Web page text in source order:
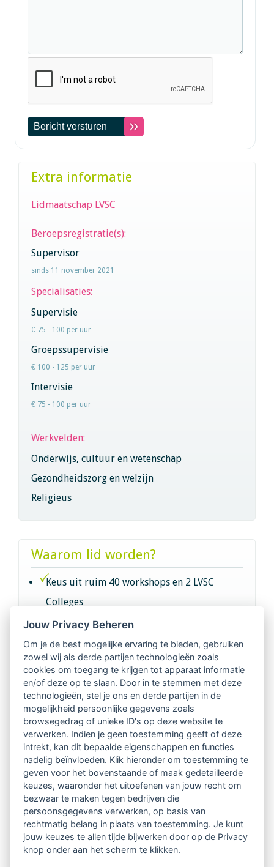
Extra informatie
Lidmaatschap LVSC
Beroepsregistratie(s):
Supervisor
sinds 11 november 2021
Specialisaties:
Supervisie
€ 75 - 100 per uur
Groepssupervisie
€ 100 - 125 per uur
Intervisie
€ 75 - 100 per uur
Werkvelden:
Onderwijs, cultuur en wetenschap
Gezondheidszorg en welzijn
Religieus
Waarom lid worden?
Keus uit ruim 40 workshops en 2 LVSC
Colleges
Intervisie met geregistreerde vakgenoten
Netwerk van 2100 professionals in 14
regio's
Vindbaar voor opdrachtgevers
Tijdschrift voor
Begeleidingskunde & kennisbank
Beroepsregistratie (LVSC keurmerk)
Lid worden van LVSC
Jouw Privacy Beheren
Om je de best mogelijke ervaring te bieden, gebruiken
zowel wij als derde partijen technologieën zoals
cookies om toegang te krijgen tot apparaat informatie
en/of deze op te slaan. Door in te stemmen met deze
technologieën, stel je ons en derde partijen in de
mogelijkheid persoonlijke gegevens zoals
browsegedrag of unieke ID's op deze website te
verwerken. Indien je geen toestemming geeft of deze
intrekt, kan dit bepaalde eigenschappen en functies
nadelig beïnvloeden. Klik hieronder om toestemming te
geven voor het bovenstaande of maak gedetailleerde
keuzes, waaronder het uitoefenen van jouw recht om
bezwaar te maken tegen bedrijven die
persoonsgegevens verwerken, op basis van
rechtmatig belang in plaats van toestemming. Je kunt
jouw keuzes te allen tijde bijwerken door op de Privacy
knop onder aan het scherm te klikken.